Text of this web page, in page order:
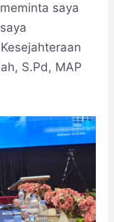
saya
S.Pd, MAP